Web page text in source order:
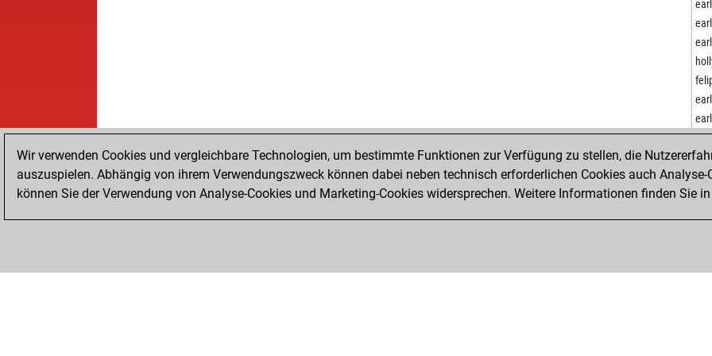
STARTSEITE
Wir verwenden Cookies und vergleichbare Technologien, um bestimmte Funktionen zur Verfügung zu stellen, die
auszuspielen. Abhängig von ihrem Verwendungszweck können dabei neben technisch erforderlichen Cookies auch
können Sie der Verwendung von Analyse-Cookies und Marketing-Cookies widersprechen. Weitere Informationen finden Sie